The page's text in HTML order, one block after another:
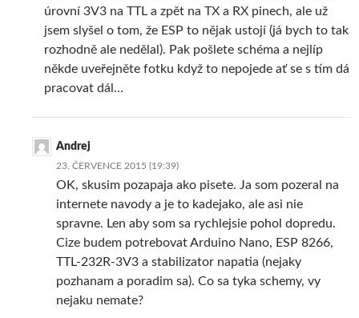
úrovní 3V3 na TTL a zpět na TX a RX pinech, ale už
jsem slyšel o tom, že ESP to nějak ustojí (já bych to tak
rozhodně ale nedělal). Pak pošlete schéma a nejlíp
někde uveřejněte fotku když to nepojede ať se s tím dá
pracovat dál…
Andrej
23. ČERVENCE 2015 (19:39)
OK, skusim pozapaja ako pisete. Ja som pozeral na
internete navody a je to kadejako, ale asi nie
spravne. Len aby som sa rychlejsie pohol dopredu.
Cize budem potrebovat Arduino Nano, ESP 8266,
TTL-232R-3V3 a stabilizator napatia (nejaky
pozhanam a poradim sa). Co sa tyka schemy, vy
nejaku nemate?